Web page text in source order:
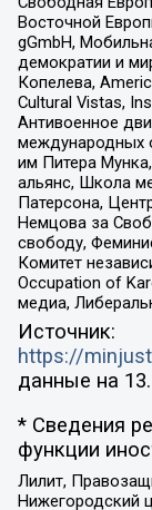
Восточной
gGmbH,
демократии и
Копелева,
Cultural Vistas,
Антивоенное
международных
им Питера
альянс, Школа
Патерсона,
Немцова за
свободу,
Комитет
Occupation of
медиа,
Источник:
https://
данные на
* Сведения
функции
Лилит,
Нижегородский